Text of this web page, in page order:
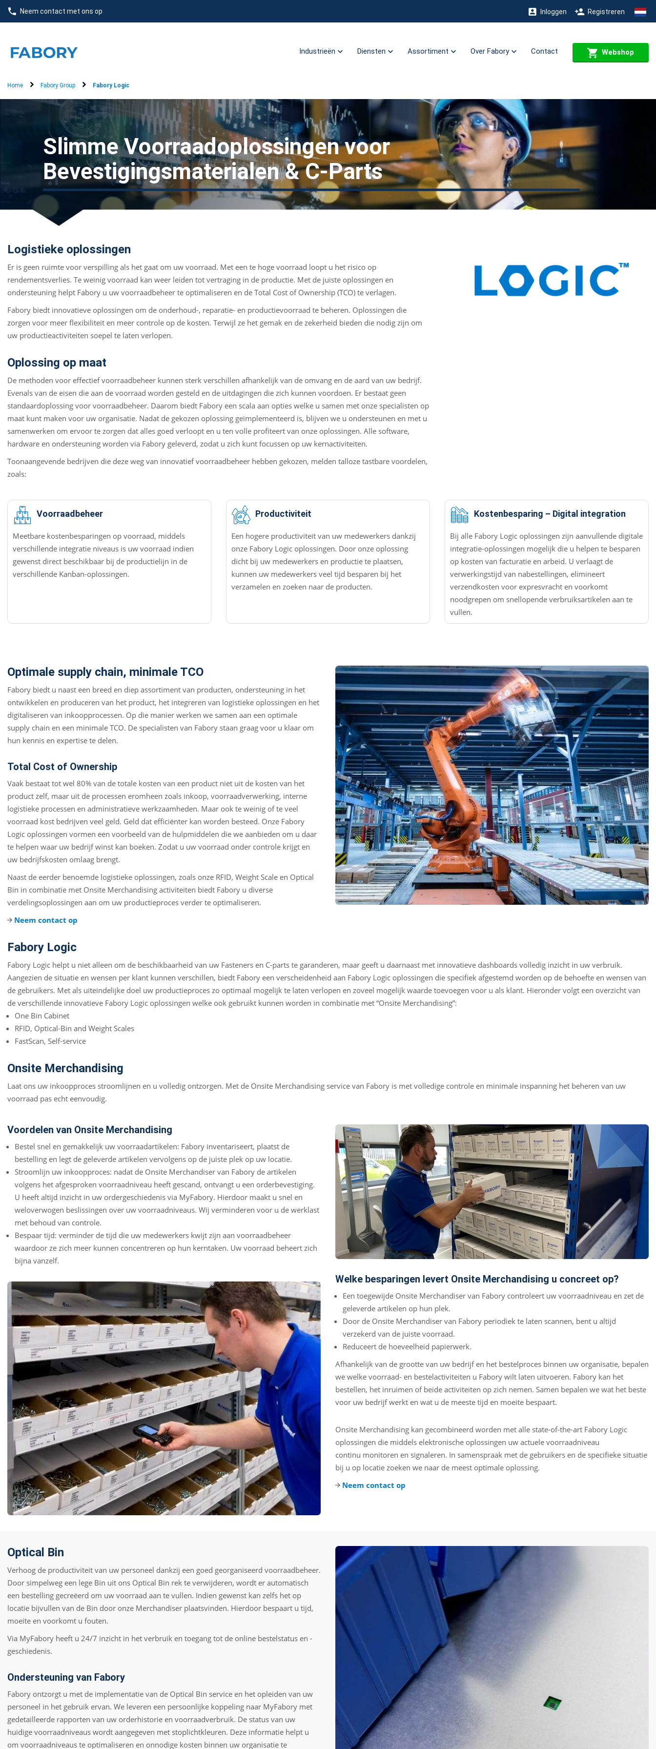
text.skipToContent
text.skipToNavigation
Neem contact met ons op Inloggen Registreren
Industrieën Diensten Assortiment Over Fabory Contact Webshop
Home Fabory Group Fabory Logic
Slimme Voorraadoplossingen voor
Bevestigingsmaterialen & C-Parts
Logistieke oplossingen
Er is geen ruimte voor verspilling als het gaat om uw voorraad. Met een te hoge voorraad loopt u het risico op
rendementsverlies. Te weinig voorraad kan weer leiden tot vertraging in de productie. Met de juiste oplossingen en
ondersteuning helpt Fabory u uw voorraadbeheer te optimaliseren en de Total Cost of Ownership (TCO) te verlagen.
Fabory biedt innovatieve oplossingen om de onderhoud-, reparatie- en productievoorraad te beheren. Oplossingen die
zorgen voor meer flexibiliteit en meer controle op de kosten. Terwijl ze het gemak en de zekerheid bieden die nodig zijn om
uw productieactiviteiten soepel te laten verlopen.
Oplossing op maat
De methoden voor effectief voorraadbeheer kunnen sterk verschillen afhankelijk van de omvang en de aard van uw bedrijf.
Evenals van de eisen die aan de voorraad worden gesteld en de uitdagingen die zich kunnen voordoen. Er bestaat geen
standaardoplossing voor voorraadbeheer. Daarom biedt Fabory een scala aan opties welke u samen met onze specialisten op
maat kunt maken voor uw organisatie. Nadat de gekozen oplossing geïmplementeerd is, blijven we u ondersteunen en met u
samenwerken om ervoor te zorgen dat alles goed verloopt en u ten volle profiteert van onze oplossingen. Alle software,
hardware en ondersteuning worden via Fabory geleverd, zodat u zich kunt focussen op uw kernactiviteiten.
Toonaangevende bedrijven die deze weg van innovatief voorraadbeheer hebben gekozen, melden talloze tastbare voordelen,
zoals:
Voorraadbeheer
Meetbare kostenbesparingen op voorraad, middels
verschillende integratie niveaus is uw voorraad indien
gewenst direct beschikbaar bij de productielijn in de
verschillende Kanban-oplossingen.
Productiviteit
Een hogere productiviteit van uw medewerkers dankzij
onze Fabory Logic oplossingen. Door onze oplossing
dicht bij uw medewerkers en productie te plaatsen,
kunnen uw medewerkers veel tijd besparen bij het
verzamelen en zoeken naar de producten.
Kostenbesparing – Digital integration
Bij alle Fabory Logic oplossingen zijn aanvullende digitale
integratie-oplossingen mogelijk die u helpen te besparen
op kosten van facturatie en arbeid. U verlaagt de
verwerkingstijd van nabestellingen, elimineert
verzendkosten voor expresvracht en voorkomt
noodgrepen om snellopende verbruiksartikelen aan te
vullen.
Optimale supply chain, minimale TCO
Fabory biedt u naast een breed en diep assortiment van producten, ondersteuning in het
ontwikkelen en produceren van het product, het integreren van logistieke oplossingen en het
digitaliseren van inkoopprocessen. Op die manier werken we samen aan een optimale
supply chain en een minimale TCO. De specialisten van Fabory staan graag voor u klaar om
hun kennis en expertise te delen.
Total Cost of Ownership
Vaak bestaat tot wel 80% van de totale kosten van een product niet uit de kosten van het
product zelf, maar uit de processen eromheen zoals inkoop, voorraadverwerking, interne
logistieke processen en administratieve werkzaamheden. Maar ook te weinig of te veel
voorraad kost bedrijven veel geld. Geld dat efficiënter kan worden besteed. Onze Fabory
Logic oplossingen vormen een voorbeeld van de hulpmiddelen die we aanbieden om u daar
te helpen waar uw bedrijf winst kan boeken. Zodat u uw voorraad onder controle krijgt en
uw bedrijfskosten omlaag brengt.
Naast de eerder benoemde logistieke oplossingen, zoals onze RFID, Weight Scale en Optical
Bin in combinatie met Onsite Merchandising activiteiten biedt Fabory u diverse
verdelingsoplossingen aan om uw productieproces verder te optimaliseren.
Neem contact op
Fabory Logic
Fabory Logic helpt u niet alleen om de beschikbaarheid van uw Fasteners en C-parts te garanderen, maar geeft u daarnaast met innovatieve dashboards volledig inzicht in uw verbruik.
Aangezien de situatie en wensen per klant kunnen verschillen, biedt Fabory een verscheidenheid aan Fabory Logic oplossingen die specifiek afgestemd worden op de behoefte en wensen van
de gebruikers. Met als uiteindelijke doel uw productieproces zo optimaal mogelijk te laten verlopen en zoveel mogelijk waarde toevoegen voor u als klant. Hieronder volgt een overzicht van
de verschillende innovatieve Fabory Logic oplossingen welke ook gebruikt kunnen worden in combinatie met “Onsite Merchandising”:
One Bin Cabinet
RFID, Optical-Bin and Weight Scales
FastScan, Self-service
Onsite Merchandising
Laat ons uw inkoopproces stroomlijnen en u volledig ontzorgen. Met de Onsite Merchandising service van Fabory is met volledige controle en minimale inspanning het beheren van uw
voorraad pas echt eenvoudig.
Voordelen van Onsite Merchandising
Bestel snel en gemakkelijk uw voorraadartikelen: Fabory inventariseert, plaatst de
bestelling en legt de geleverde artikelen vervolgens op de juiste plek op uw locatie.
Stroomlijn uw inkoopproces: nadat de Onsite Merchandiser van Fabory de artikelen
volgens het afgesproken voorraadniveau heeft gescand, ontvangt u een orderbevestiging.
U heeft altijd inzicht in uw ordergeschiedenis via MyFabory. Hierdoor maakt u snel en
weloverwogen beslissingen over uw voorraadniveaus. Wij verminderen voor u de werklast
met behoud van controle.
Bespaar tijd: verminder de tijd die uw medewerkers kwijt zijn aan voorraadbeheer
waardoor ze zich meer kunnen concentreren op hun kerntaken. Uw voorraad beheert zich
bijna vanzelf.
Welke besparingen levert Onsite Merchandising u concreet op?
Een toegewijde Onsite Merchandiser van Fabory controleert uw voorraadniveau en zet de
geleverde artikelen op hun plek.
Door de Onsite Merchandiser van Fabory periodiek te laten scannen, bent u altijd
verzekerd van de juiste voorraad.
Reduceert de hoeveelheid papierwerk.
Afhankelijk van de grootte van uw bedrijf en het bestelproces binnen uw organisatie, bepalen
we welke voorraad- en bestelactiviteiten u Fabory wilt laten uitvoeren. Fabory kan het
bestellen, het inruimen of beide activiteiten op zich nemen. Samen bepalen we wat het beste
voor uw bedrijf werkt en wat u de meeste tijd en moeite bespaart.
Onsite Merchandising kan gecombineerd worden met alle state-of-the-art Fabory Logic
oplossingen die middels elektronische oplossingen uw actuele voorraadniveau
continu monitoren en signaleren. In samenspraak met de gebruikers en de specifieke situatie
bij u op locatie zoeken we naar de meest optimale oplossing.
Neem contact op
Optical Bin
Verhoog de productiviteit van uw personeel dankzij een goed georganiseerd voorraadbeheer.
Door simpelweg een lege Bin uit ons Optical Bin rek te verwijderen, wordt er automatisch
een bestelling gecreëerd om uw voorraad aan te vullen. Indien gewenst kan zelfs het op
locatie bijvullen van de Bin door onze Merchandiser plaatsvinden. Hierdoor bespaart u tijd,
moeite en voorkomt u fouten.
Via MyFabory heeft u 24/7 inzicht in het verbruik en toegang tot de online bestelstatus en -
geschiedenis.
Ondersteuning van Fabory
Fabory ontzorgt u met de implementatie van de Optical Bin service en het opleiden van uw
personeel in het gebruik ervan. We leveren een persoonlijke koppeling naar MyFabory met
gedetailleerde rapporten van uw orderhistorie en voorraadverbruik. De status van uw
huidige voorraadniveaus wordt aangegeven met stoplichtkleuren. Deze informatie helpt u
om voorraadniveaus te optimaliseren en onnodige kosten binnen uw organisatie te